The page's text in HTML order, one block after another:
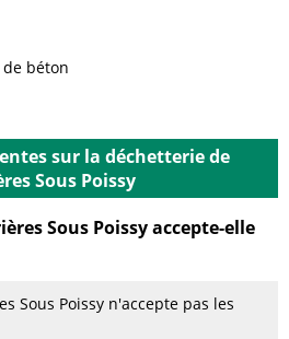
de béton
sur la déchetterie de
Sous Poissy
Sous Poissy accepte-elle
Sous Poissy n'accepte pas les